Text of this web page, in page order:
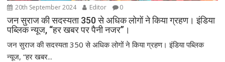
20th September 2024 Editor 0
जन सुराज की सदस्यता 350 से अधिक लोगों ने किया ग्रहण। इंडिया
पब्लिक न्यूज, “हर खबर पर पैनी नजर”।
जन सुराज की सदस्यता 350 से अधिक लोगों ने किया ग्रहण। इंडिया पब्लिक
न्यूज, “हर खबर...